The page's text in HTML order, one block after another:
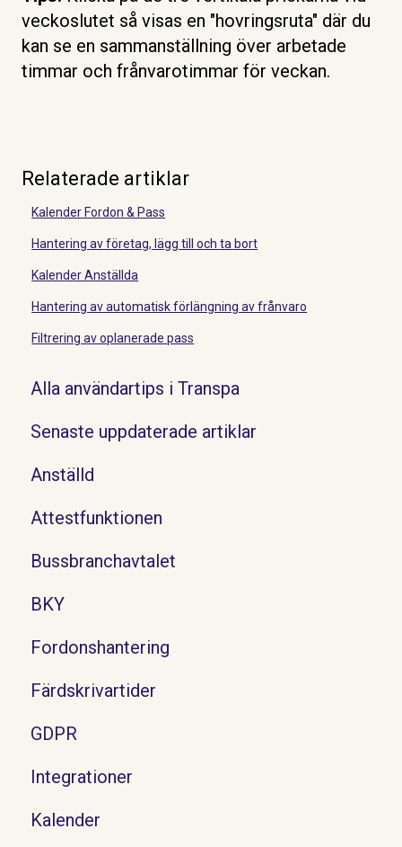
veckoslutet så visas en "hovringsruta" där du
kan se en sammanställning över arbetade
timmar och frånvarotimmar för veckan.
Relaterade artiklar
Kalender Fordon & Pass
Hantering av företag, lägg till och ta bort
Kalender Anställda
Hantering av automatisk förlängning av frånvaro
Filtrering av oplanerade pass
Alla användartips i Transpa
Senaste uppdaterade artiklar
Anställd
Attestfunktionen
Bussbranchavtalet
BKY
Fordonshantering
Färdskrivartider
GDPR
Integrationer
Kalender